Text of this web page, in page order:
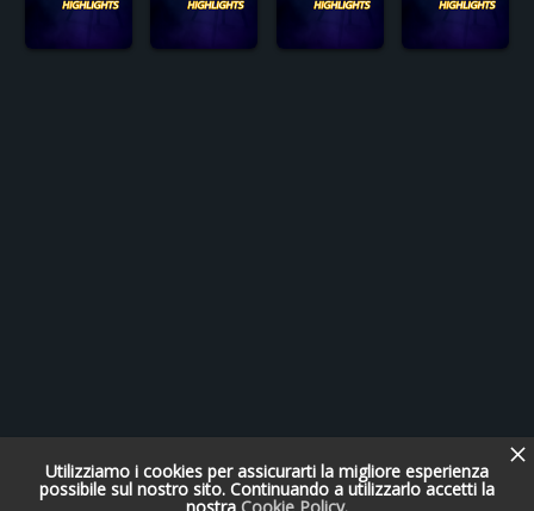
Utilizziamo i cookies per assicurarti la migliore esperienza
possibile sul nostro sito. Continuando a utilizzarlo accetti la